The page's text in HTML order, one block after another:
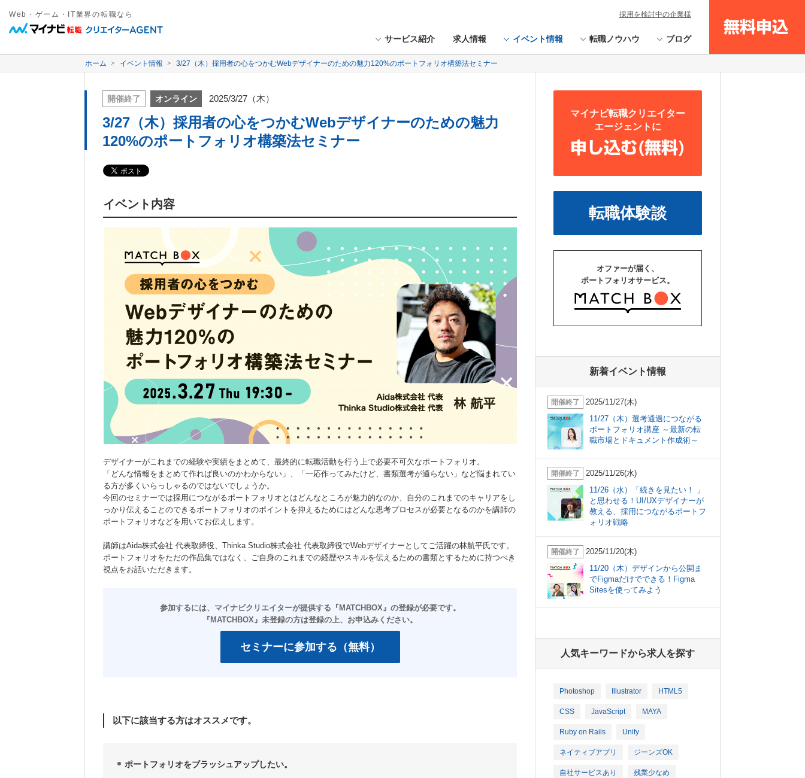
Web・ゲーム・IT業界の転職なら
サービス紹介 求人情報 イベント情報 転職ノウハウ ブログ
無料申込
採用を検討中の企業様
ホーム イベント情報 3/27（木）採用者の心をつかむWebデザイナーのための魅力120%のポートフォリオ構築法セミナー
開催終了 オンライン 2025/3/27（木）
3/27（木）採用者の心をつかむWebデザイナーのための魅力
120%のポートフォリオ構築法セミナー
イベント内容
デザイナーがこれまでの経験や実績をまとめて、最終的に転職活動を行う上で必要不可欠なポートフォリオ。
「どんな情報をまとめて作れば良いのかわからない」、「一応作ってみたけど、書類選考が通らない」など悩まれてい
る方が多くいらっしゃるのではないでしょうか。
今回のセミナーでは採用につながるポートフォリオとはどんなところが魅力的なのか、自分のこれまでのキャリアをし
っかり伝えることのできるポートフォリオのポイントを抑えるためにはどんな思考プロセスが必要となるのかを講師の
ポートフォリオなどを用いてお伝えします。
講師はAida株式会社 代表取締役、Thinka Studio株式会社 代表取締役でWebデザイナーとしてご活躍の林航平氏です。
ポートフォリオをただの作品集ではなく、ご自身のこれまでの経歴やスキルを伝えるための書類とするために持つべき
視点をお話いただきます。
セミナーに参加する（無料）
以下に該当する方はオススメです。
ポートフォリオをブラッシュアップしたい。
マイナビ転職クリエイター
エージェントに
申し込む(無料)
転職体験談
オファーが届く、
ポートフォリオサービス。
新着イベント情報
開催終了
2025/11/27(木)
11/27（木）選考通過につながる
ポートフォリオ講座 ～最新の転
職市場とドキュメント作成術～
開催終了
2025/11/26(水)
11/26（水）「続きを見たい！ 」
と思わせる！UI/UXデザイナーが
教える、採用につながるポートフ
ォリオ戦略
開催終了
2025/11/20(木)
11/20（木）デザインから公開ま
でFigmaだけでできる！Figma
Sitesを使ってみよう
人気キーワードから求人を探す
Photoshop Illustrator HTML5
CSS JavaScript MAYA
Ruby on Rails Unity
ネイティブアプリ ジーンズOK
自社サービスあり 残業少なめ